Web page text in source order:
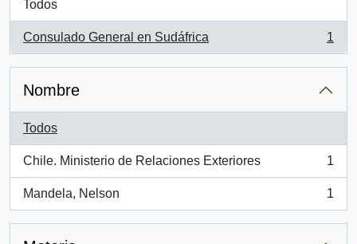
Todos
Consulado General en Sudáfrica
, 1 resultados
1
Nombre
Todos
Chile. Ministerio de Relaciones Exteriores
, 1 resultados
1
Mandela, Nelson
, 1 resultados
1